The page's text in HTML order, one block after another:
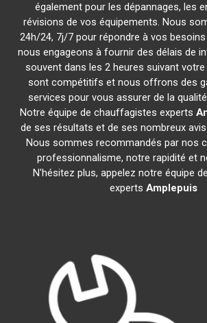
également pour les dépannages, les
révisions de vos équipements. Nous
24h/24, 7j/7 pour répondre à vos
nous engageons à fournir des délais de
souvent dans les 2 heures suivant
sont compétitifs et nous offrons des
services pour vous assurer de la
Notre équipe de chauffagistes experts
de ses résultats et de ses nombreux
Nous sommes recommandés par nos
professionnalisme, notre rapidité et
N'hésitez plus, appelez notre équipe
experts Amplepuis